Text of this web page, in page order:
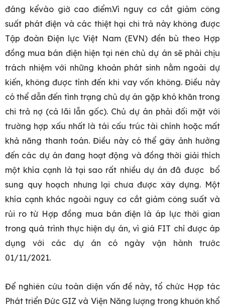
đáng kểvào giờ cao điểm.Vì nguy cơ cắt giảm công
suất phát điện và các thiệt hại chi trả này không được
Tập đoàn Điện lực Việt Nam (EVN) đền bù theo Hợp
đồng mua bán điện hiện tại nên chủ dự án sẽ phải chịu
trách nhiệm với những khoản phát sinh nằm ngoài dự
kiến, không được tính đến khi vay vốn không. Điều này
có thể dẫn đến tình trạng chủ dự án gặp khó khăn trong
chi trả nợ (cả lãi lẫn gốc). Chủ dự án phải đối mặt với
trường hợp xấu nhất là tái cấu trúc tài chính hoặc mất
khả năng thanh toán. Điều này có thể gây ảnh hưởng
đến các dự án đang hoạt động và đồng thời giải thích
một khía cạnh là tại sao rất nhiều dự án đã được bổ
sung quy hoạch nhưng lại chưa được xây dựng. Một
khía cạnh khác ngoài nguy cơ cắt giảm công suất và
rủi ro từ Hợp đồng mua bán điện là áp lực thời gian
trong quá trình thực hiện dự án, vì giá FIT chỉ được áp
dụng với các dự án có ngày vận hành trước
01/11/2021.
Để nghiên cứu toàn diện vấn đề này, tổ chức Hợp tác
Phát triển Đức GIZ và Viện Năng lượng trong khuôn khổ